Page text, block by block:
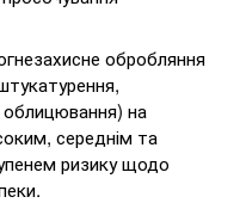
обробляння
на
середнім та
ризику щодо